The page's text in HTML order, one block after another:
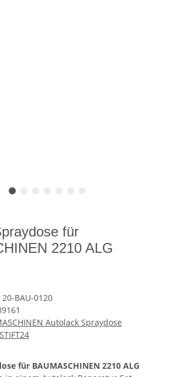
für
2210 ALG
20-BAU-0120
Autolack Spraydose
für BAUMASCHINEN 2210 ALG